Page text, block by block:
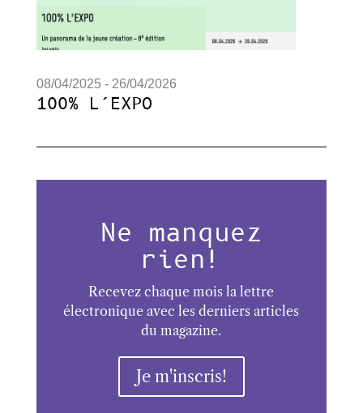
08/04/2025 - 26/04/2026
100% L’EXPO
Ne manquez
rien!
Recevez chaque mois la lettre
électronique avec les derniers articles
du magazine.
Je m'inscris!